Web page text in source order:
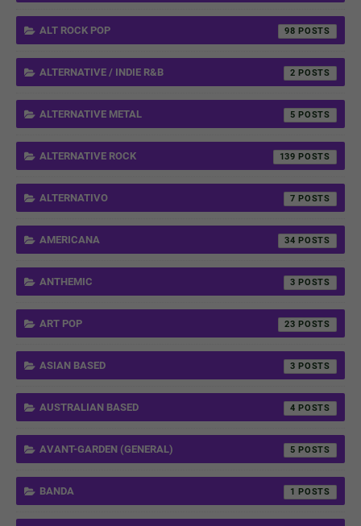
ALT ROCK POP 98
ALTERNATIVE / INDIE R&B 2
ALTERNATIVE METAL 5
ALTERNATIVE ROCK 139
ALTERNATIVO 7
AMERICANA 34
ANTHEMIC 3
ART POP 23
ASIAN BASED 3
AUSTRALIAN BASED 4
AVANT-GARDEN (GENERAL) 5
BANDA 1